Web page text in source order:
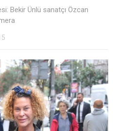
Bekir Ünlü sanatçı Özcan